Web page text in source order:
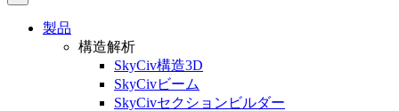
製品
構造解析
SkyCiv構造3D
SkyCivビーム
SkyCivセクションビルダー